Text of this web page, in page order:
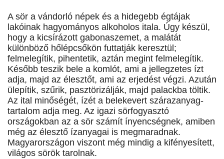
A sör a vándorló népek és a hidegebb égtájak
lakóinak hagyományos alkoholos itala. Úgy készül,
hogy a kicsírázott gabonaszemet, a malátát
különböző hőlépcsőkön futtatják keresztül;
felmelegítik, pihentetik, aztán megint felmelegítik.
Később teszik bele a komlót, ami a jellegzetes ízt
adja, majd az élesztőt, ami az erjedést végzi. Azután
ülepítik, szűrik, pasztörizálják, majd palackba töltik.
Az ital minőségét, ízét a belekevert szárazanyag-
tartalom adja meg. Az igazi sörfogyasztó
országokban az a sör számít ínyencségnek, amiben
még az élesztő ízanyagai is megmaradnak.
Magyarországon viszont még mindig a kifényesített,
világos sörök tarolnak.